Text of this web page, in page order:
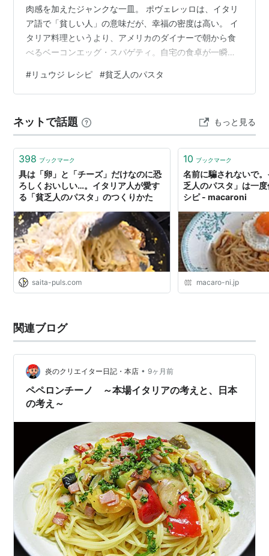
肉感を加えたジャンクな一皿。 ポヴェレッロは、イタリ
ア語で「貧しい人」の意味だが、幸福の密度は高い。 イ
タリア料理というより、アメリカのダイナーで朝から食
べるベーコンエッグ・スパゲティ。自宅の食卓が一瞬で
うなパスタである。 目玉焼きパスタの材料 1.8mmのパス
タ：100g ブロックベーコン：40〜50g 全卵：2個 ニン
黒胡椒：仕上げ 醤油：仕上げ 粉チーズ：仕上げ リュウ
ジさんには珍しく、パスタは1.8mmを指名。細麺だと厚
切り…
#リュウジ レシピ #貧乏人のパスタ
ネットで話題 もっと見る
398 ブックマーク
具は「卵」と「チーズ」だけなのに恐
ろしくおいしい…。イタリア人が愛す
る「貧乏人のパスタ」のつくりかた
saita-puls.com
10 ブックマーク
名前に騙されないで
乏人のパスタ」は一
シピ - macaroni
macaro-ni.jp
関連ブログ
炎のクリエイター日記・本店 • 9ヶ月前
ペペロンチーノ ～本場イタリアの考えと、日本
の考え～